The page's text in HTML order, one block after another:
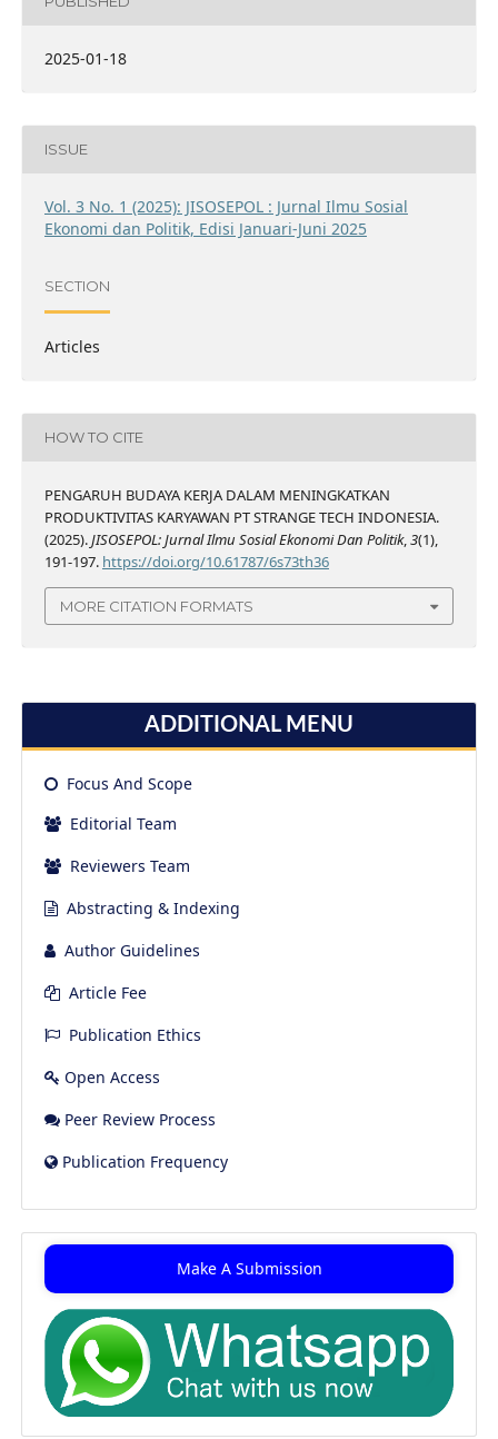
2025-01-18
ISSUE
Vol. 3 No. 1 (2025): JISOSEPOL : Jurnal Ilmu Sosial
Ekonomi dan Politik, Edisi Januari-Juni 2025
SECTION
Articles
HOW TO CITE
PENGARUH BUDAYA KERJA DALAM MENINGKATKAN
PRODUKTIVITAS KARYAWAN PT STRANGE TECH INDONESIA.
(2025).JISOSEPOL: Jurnal Ilmu Sosial Ekonomi Dan Politik,3(1),
191-197. https://doi.org/10.61787/6s73th36
MORE CITATION FORMATS
ADDITIONAL MENU
Focus And Scope
Editorial Team
Reviewers Team
Abstracting & Indexing
Author Guidelines
Article Fee
Publication Ethics
Open Access
Peer Review Process
Publication Frequency
Make A Submission